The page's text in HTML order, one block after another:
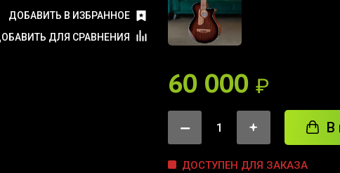
ДОБАВИТЬ В ИЗБРАННОЕ
ДЛЯ СРАВНЕНИЯ
60 000 ₽
В
ДОСТУПЕН ДЛЯ ЗАКАЗА